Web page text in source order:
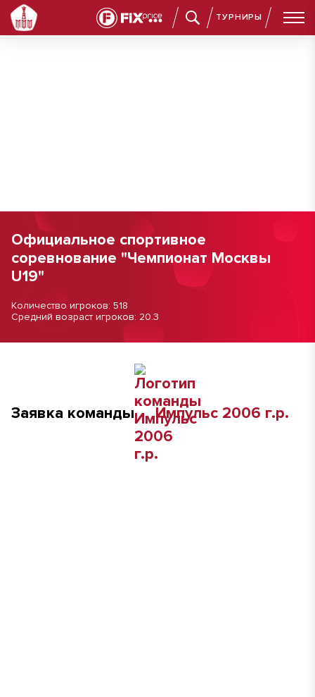
ТУРНИРЫ
Официальное спортивное
соревнование "Чемпионат Москвы
U19"
Количество игроков: 518
Средний возраст игроков: 20.3
Заявка команды Импульс 2006 г.р.